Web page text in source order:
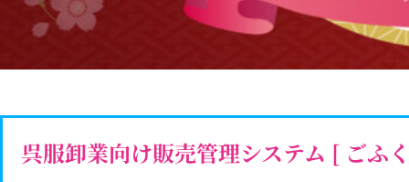
呉服卸業向け販売管理システム [ ごふ